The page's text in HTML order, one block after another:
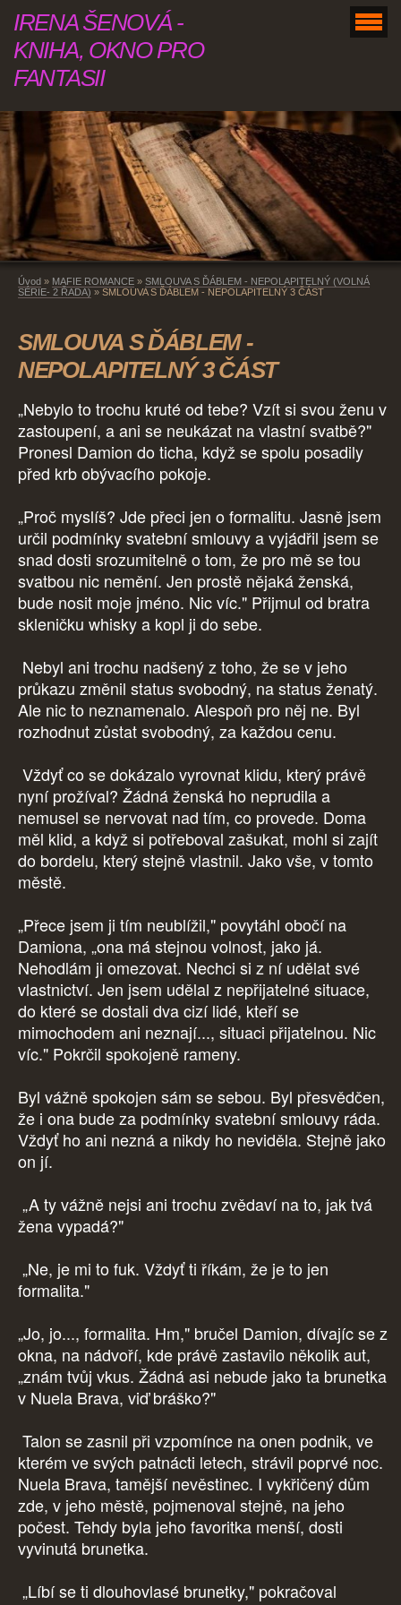
IRENA ŠENOVÁ -
KNIHA, OKNO PRO
FANTASII
Úvod » MAFIE ROMANCE » SMLOUVA S ĎÁBLEM - NEPOLAPITELNÝ (VOLNÁ
SÉRIE- 2 ŘADA) » SMLOUVA S ĎÁBLEM - NEPOLAPITELNÝ 3 ČÁST
SMLOUVA S ĎÁBLEM -
NEPOLAPITELNÝ 3 ČÁST
„Nebylo to trochu kruté od tebe? Vzít si svou ženu v
zastoupení, a ani se neukázat na vlastní svatbě?"
Pronesl Damion do ticha, když se spolu posadily
před krb obývacího pokoje.
„Proč myslíš? Jde přeci jen o formalitu. Jasně jsem
určil podmínky svatební smlouvy a vyjádřil jsem se
snad dosti srozumitelně o tom, že pro mě se tou
svatbou nic nemění. Jen prostě nějaká ženská,
bude nosit moje jméno. Nic víc." Přijmul od bratra
skleničku whisky a kopl ji do sebe.
Nebyl ani trochu nadšený z toho, že se v jeho
průkazu změnil status svobodný, na status ženatý.
Ale nic to neznamenalo. Alespoň pro něj ne. Byl
rozhodnut zůstat svobodný, za každou cenu.
Vždyť co se dokázalo vyrovnat klidu, který právě
nyní prožíval? Žádná ženská ho neprudila a
nemusel se nervovat nad tím, co provede. Doma
měl klid, a když si potřeboval zašukat, mohl si zajít
do bordelu, který stejně vlastnil. Jako vše, v tomto
městě.
„Přece jsem ji tím neublížil," povytáhl obočí na
Damiona, „ona má stejnou volnost, jako já.
Nehodlám ji omezovat. Nechci si z ní udělat své
vlastnictví. Jen jsem udělal z nepřijatelné situace,
do které se dostali dva cizí lidé, kteří se
mimochodem ani neznají..., situaci přijatelnou. Nic
víc." Pokrčil spokojeně rameny.
Byl vážně spokojen sám se sebou. Byl přesvědčen,
že i ona bude za podmínky svatební smlouvy ráda.
Vždyť ho ani nezná a nikdy ho neviděla. Stejně jako
on jí.
„A ty vážně nejsi ani trochu zvědaví na to, jak tvá
žena vypadá?"
„Ne, je mi to fuk. Vždyť ti říkám, že je to jen
formalita."
„Jo, jo..., formalita. Hm," bručel Damion, dívajíc se z
okna, na nádvoří, kde právě zastavilo několik aut,
„znám tvůj vkus. Žádná asi nebude jako ta brunetka
v Nuela Brava, viď bráško?"
Talon se zasnil při vzpomínce na onen podnik, ve
kterém ve svých patnácti letech, strávil poprvé noc.
Nuela Brava, tamější nevěstinec. I vykřičený dům
zde, v jeho městě, pojmenoval stejně, na jeho
počest. Tehdy byla jeho favoritka menší, dosti
vyvinutá brunetka.
„Líbí se ti dlouhovlasé brunetky," pokračoval